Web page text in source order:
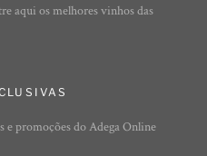
aqui os melhores vinhos das
e promoções do Adega Online